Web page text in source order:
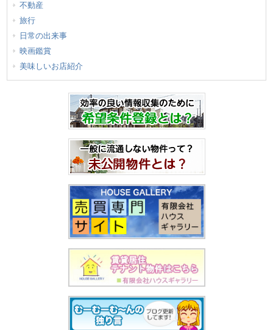
不動産
旅行
日常の出来事
映画鑑賞
美味しいお店紹介